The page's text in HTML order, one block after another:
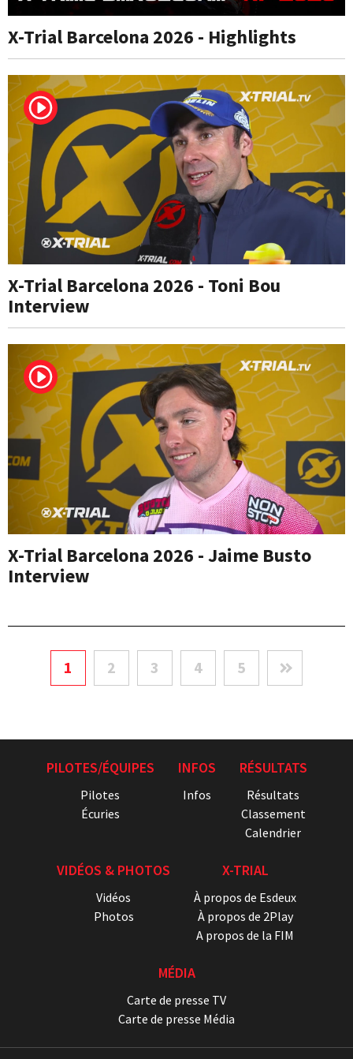
X-Trial Barcelona 2026 - Highlights
X-Trial Barcelona 2026 - Toni Bou
Interview
X-Trial Barcelona 2026 - Jaime Busto
Interview
1 2 3 4 5
PILOTES/ÉQUIPES
Pilotes
Écuries
INFOS
Infos
RÉSULTATS
Résultats
Classement
Calendrier
VIDÉOS & PHOTOS
Vidéos
Photos
X-TRIAL
À propos de Esdeux
À propos de 2Play
A propos de la FIM
MÉDIA
Carte de presse TV
Carte de presse Média